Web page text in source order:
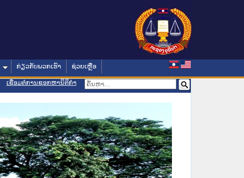
ກ່ຽວກັບພວກເຮົາ ຊ່ວຍເຫຼືອ
ເຊື່ອມຕໍ່ການຊອກຫານິຕິກຳ